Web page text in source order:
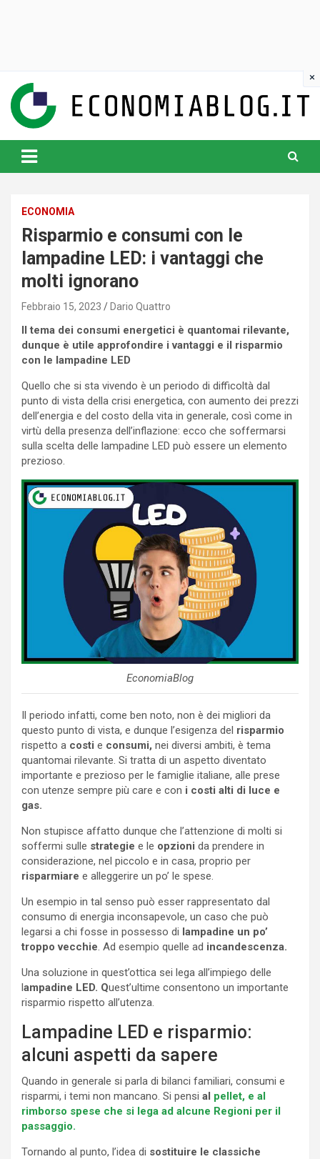
content
www.economiablog.it
ECONOMIA
Risparmio e consumi con le
lampadine LED: i vantaggi che
molti ignorano
Febbraio 15, 2023 Dario Quattro
Il tema dei consumi energetici è quantomai rilevante,
dunque è utile approfondire i vantaggi e il risparmio
con le lampadine LED
Quello che si sta vivendo è un periodo di difficoltà dal
punto di vista della crisi energetica, con aumento dei prezzi
dell’energia e del costo della vita in generale, così come in
virtù della presenza dell’inflazione: ecco che soffermarsi
sulla scelta delle lampadine LED può essere un elemento
prezioso.
EconomiaBlog
Il periodo infatti, come ben noto, non è dei migliori da
questo punto di vista, e dunque l’esigenza del risparmio
rispetto a costi e consumi, nei diversi ambiti, è tema
quantomai rilevante. Si tratta di un aspetto diventato
importante e prezioso per le famiglie italiane, alle prese
con utenze sempre più care e con i costi alti di luce e
gas.
Non stupisce affatto dunque che l’attenzione di molti si
soffermi sulle strategie e le opzioni da prendere in
considerazione, nel piccolo e in casa, proprio per
risparmiare e alleggerire un po’ le spese.
Un esempio in tal senso può esser rappresentato dal
consumo di energia inconsapevole, un caso che può
legarsi a chi fosse in possesso di lampadine un po’
troppo vecchie . Ad esempio quelle ad incandescenza.
Una soluzione in quest’ottica sei lega all’impiego delle
lampadine LED. Quest’ultime consentono un importante
risparmio rispetto all’utenza.
Lampadine LED e risparmio:
alcuni aspetti da sapere
Quando in generale si parla di bilanci familiari, consumi e
risparmi, i temi non mancano. Si pensi al pellet, e al
rimborso spese che si lega ad alcune Regioni per il
passaggio.
Tornando al punto, l’idea di sostituire le classiche